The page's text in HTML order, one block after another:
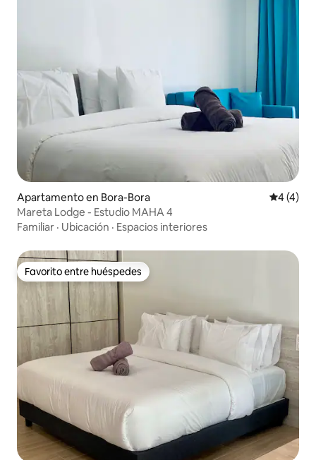
Apartamento en Bora-Bora
4 (4)
Mareta Lodge - Estudio MAHA 4
Familiar · Ubicación · Espacios interiores
Favorito entre huéspedes
Favorito entre huéspedes